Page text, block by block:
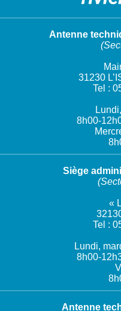
Antenne
31230
Tel :
8h00-
Siège
«
Tel :
Lundi,
8h00-
Antenne